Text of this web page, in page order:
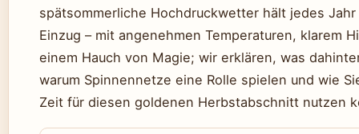
spätsommerliche Hochdruckwetter hält jedes Jahr
Einzug – mit angenehmen Temperaturen, klarem
einem Hauch von Magie; wir erklären, was
warum Spinnennetze eine Rolle spielen und wie
Zeit für diesen goldenen Herbstabschnitt nutzen